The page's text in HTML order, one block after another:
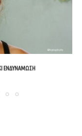
ΕΝΔΥΝΆΜΩΣΗ